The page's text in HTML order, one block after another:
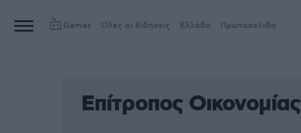
Games Όλες οι Ειδήσεις Ελλάδα Πρωτοσέλιδα
Επίτροπος Οικονομίας